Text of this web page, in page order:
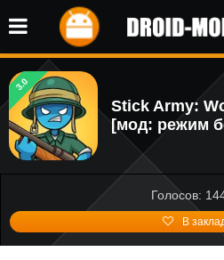
3.0
Stick Army:
[мод: режим
Голосов:
В